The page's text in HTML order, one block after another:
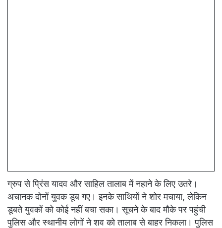
ग्रुप से प्रिंस यादव और साहिल तालाब में नहाने के लिए उतरे।
अचानक दोनों युवक डूब गए। इनके साथियों ने शोर मचाया, लेकिन
डूबते युवकों को कोई नहीं बचा सका। सूचने के बाद मौके पर पहुंची
पुलिस और स्थानीय लोगों ने शव को तालाब से बाहर निकला। पुलिस